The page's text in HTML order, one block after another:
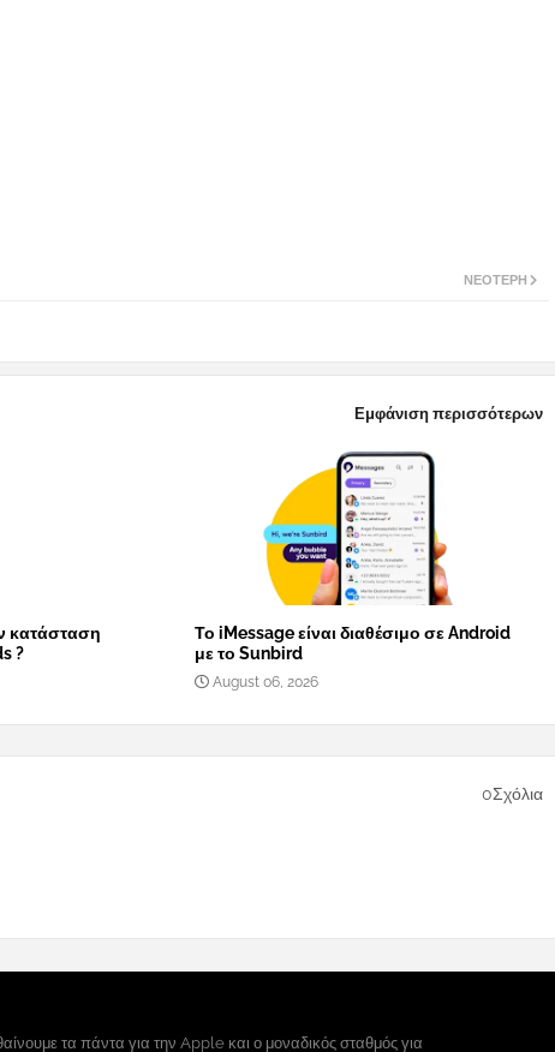
ΝΕΌΤΕΡΗ
Εμφάνιση περισσότερων
κατάσταση
?
Το iMessage είναι διαθέσιμο σε Android
με το Sunbird
August 06, 2026
0Σχόλια
τα πάντα για την Apple και ο μοναδικός σταθμός για